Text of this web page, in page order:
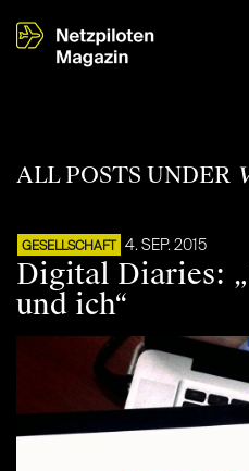
ALL POSTS UNDER
GESELLSCHAFT 4. SEP. 2015
Digital Diaries:
und ich“